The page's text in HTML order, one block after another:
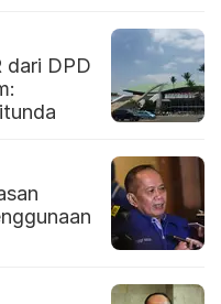
dari DPD